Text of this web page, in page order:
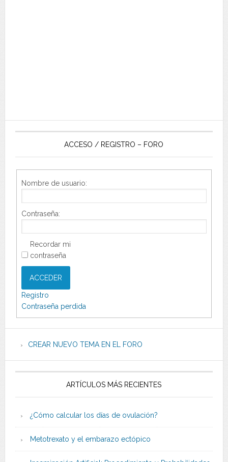
ACCESO / REGISTRO – FORO
Nombre de usuario:
Contraseña:
Recordar mi
contraseña
ACCEDER
Registro
Contraseña perdida
CREAR NUEVO TEMA EN EL FORO
ARTÍCULOS MÁS RECIENTES
¿Cómo calcular los días de ovulación?
Metotrexato y el embarazo ectópico